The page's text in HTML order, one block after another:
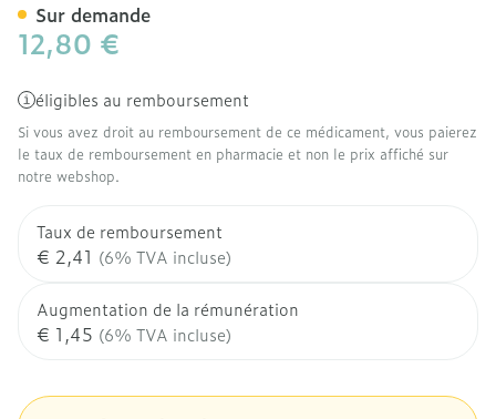
12,80 €
éligibles au remboursement
Si vous avez droit au remboursement de ce médicament, vous paierez
le taux de remboursement en pharmacie et non le prix affiché sur
notre webshop.
Taux de remboursement
€ 2,41 (6% TVA incluse)
Augmentation de la rémunération
€ 1,45 (6% TVA incluse)
Sur demande